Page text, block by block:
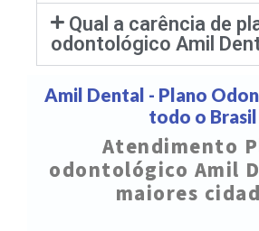
Qual a carência de
odontológico Amil
Amil Dental - Plano
todo o Brasil
Atendimento
odontológico Amil
maiores